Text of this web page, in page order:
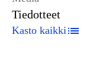
Tiedotteet
Kasto kaikki